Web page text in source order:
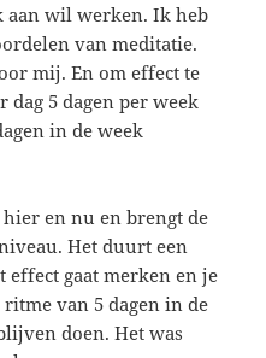
aan wil werken. Ik heb
van meditatie.
mij. En om effect te
5 dagen per week
in de week
en nu en brengt de
Het duurt een
effect gaat merken en je
van 5 dagen in de
doen. Het was